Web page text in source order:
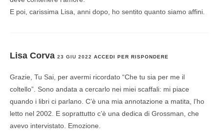
E poi, carissima Lisa, anni dopo, ho sentito quanto siamo affini.
Lisa Corva 23 GIU 2022 ACCEDI PER RISPONDERE
Grazie, Tu Sai, per avermi ricordato “Che tu sia per me il
coltello”. Sono andata a cercarlo nei miei scaffali: mi piace
quando i libri ci parlano. C’è una mia annotazione a matita, l’ho
letto nel 2002. E soprattutto c’è una dedica di Grossman, che
avevo intervistato. Emozione.